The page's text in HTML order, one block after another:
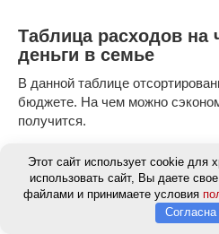
Таблица расходов на
деньги в семье
В данной таблице
бюджете. На чем можно
получится.
Обязательные
Могут
Этот сайт использует cookie для
использовать сайт, Вы даете
файлами и принимаете условия
Согласна